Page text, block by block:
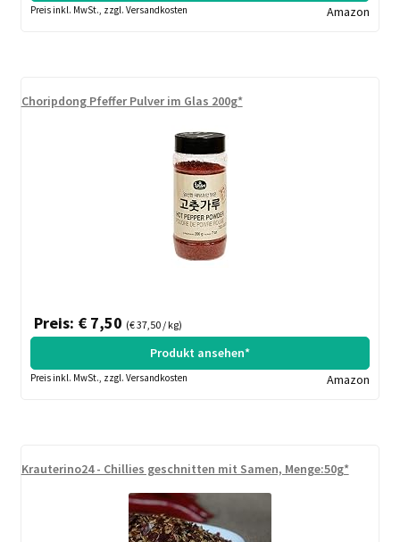
Preis inkl. MwSt., zzgl. Versandkosten Amazon
Choripdong Pfeffer Pulver im Glas 200g*
Preis: € 7,50 (€ 37,50 / kg)
Produkt ansehen*
Preis inkl. MwSt., zzgl. Versandkosten Amazon
Krauterino24 - Chillies geschnitten mit Samen, Menge:50g*